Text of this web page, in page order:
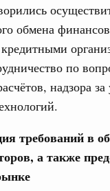
обмена
по
надзора
требований в
а также
200
для
Кравцов и
открытий»
союз.